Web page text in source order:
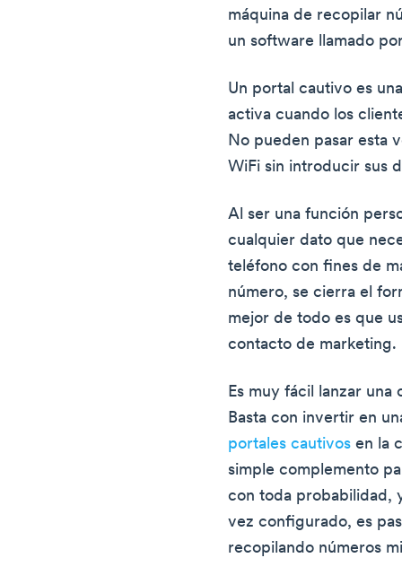
máquina de recopilar
un software llamado
Un portal cautivo es
activa cuando los
No pueden pasar esta
WiFi sin introducir sus
Al ser una función
cualquier dato que
teléfono con fines de
número, se cierra el
mejor de todo es que
contacto de marketing.
Es muy fácil lanzar una
Basta con invertir en
portales cautivos en la
simple complemento
con toda probabilidad,
vez configurado, es
recopilando números